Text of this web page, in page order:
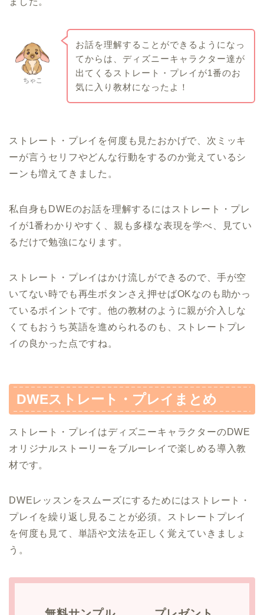
ちゃこ
お話を理解することができるようになっ
てからは、ディズニーキャラクター達が
出てくるストレート・プレイが1番のお
気に入り教材になったよ！
ストレート・プレイを何度も見たおかげで、次ミッキ
ーが言うセリフやどんな行動をするのか覚えているシ
ーンも増えてきました。
私自身もDWEのお話を理解するにはストレート・プレ
イが1番わかりやすく、親も多様な表現を学べ、見てい
るだけで勉強になります。
ストレート・プレイはかけ流しができるので、手が空
いてない時でも再生ボタンさえ押せばOKなのも助かっ
ているポイントです。他の教材のように親が介入しな
くてもおうち英語を進められるのも、ストレートプレ
イの良かった点ですね。
DWEストレート・プレイまとめ
ストレート・プレイはディズニーキャラクターのDWE
オリジナルストーリーをブルーレイで楽しめる導入教
材です。
DWEレッスンをスムーズにするためにはストレート・
プレイを繰り返し見ることが必須。ストレートプレイ
を何度も見て、単語や文法を正しく覚えていきましょ
う。